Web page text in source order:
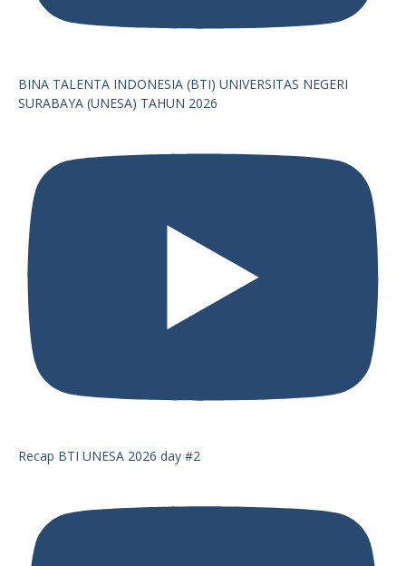
BINA TALENTA INDONESIA (BTI) UNIVERSITAS NEGERI
SURABAYA (UNESA) TAHUN 2026
Recap BTI UNESA 2026 day #2